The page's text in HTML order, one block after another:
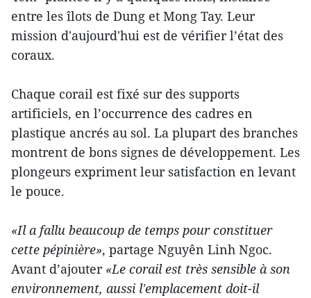
entre les îlots de Dung et Mong Tay. Leur
mission d'aujourd'hui est de vérifier l’état des
coraux.
Chaque corail est fixé sur des supports
artificiels, en l’occurrence des cadres en
plastique ancrés au sol. La plupart des branches
montrent de bons signes de développement. Les
plongeurs expriment leur satisfaction en levant
le pouce.
«Il a fallu beaucoup de temps pour constituer
cette pépinière», partage Nguyên Linh Ngoc.
Avant d’ajouter «Le corail est très sensible à son
environnement, aussi l'emplacement doit-il